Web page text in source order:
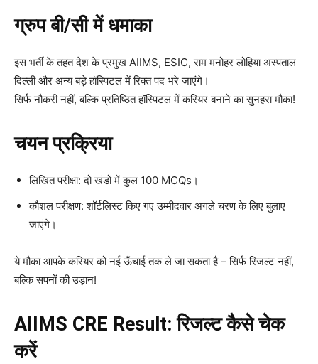
ग्रुप बी/सी में धमाका
इस भर्ती के तहत देश के प्रमुख AIIMS, ESIC, राम मनोहर लोहिया अस्पताल
दिल्ली और अन्य बड़े हॉस्पिटल में रिक्त पद भरे जाएंगे।
सिर्फ नौकरी नहीं, बल्कि प्रतिष्ठित हॉस्पिटल में करियर बनाने का सुनहरा मौका!
चयन प्रक्रिया
लिखित परीक्षा: दो खंडों में कुल 100 MCQs।
कौशल परीक्षण: शॉर्टलिस्ट किए गए उम्मीदवार अगले चरण के लिए बुलाए
जाएंगे।
ये मौका आपके करियर को नई ऊँचाई तक ले जा सकता है – सिर्फ रिजल्ट नहीं,
बल्कि सपनों की उड़ान!
AIIMS CRE Result: रिजल्ट कैसे चेक
करें